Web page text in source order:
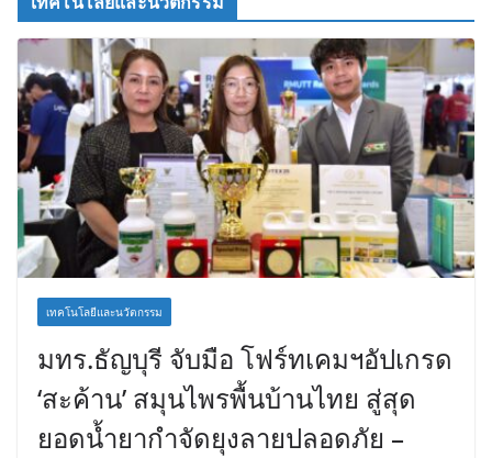
เทคโนโลยีและนวัตกรรม
มทร.ธัญบุรี จับมือ โฟร์ทเคมฯอัปเกรด
‘สะค้าน’ สมุนไพรพื้นบ้านไทย สู่สุด
ยอดน้ำยากำจัดยุงลายปลอดภัย –